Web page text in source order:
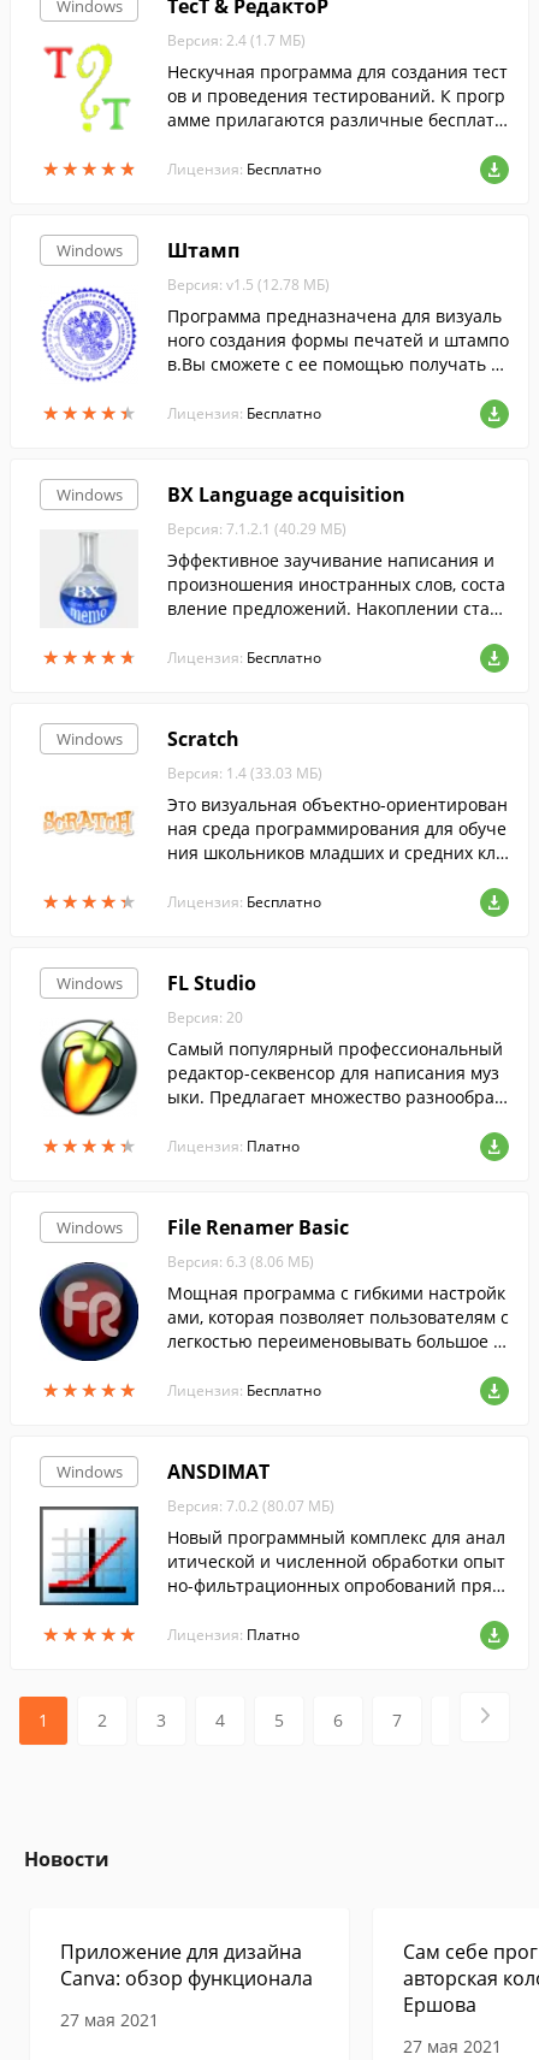
распространенными программами общ
его назначения.
Windows
★★★★★
★★★★★
ТесТ & РедактоР
Версия: 2.4 (1.7 МБ)
Нескучная программа для создания тест
ов и проведения тестирований. К прогр
амме прилагаются различные бесплатн
пример, вы сможете создать веб-страни
чку с тестом и несколько примеров тест
Лицензия: Бесплатно
Windows
★★★★★
★★★★★
Штамп
Версия: v1.5 (12.78 МБ)
Программа предназначена для визуаль
ного создания формы печатей и штампо
в.Вы сможете с ее помощью получать м
ю подготовленные для заказа.
Лицензия: Бесплатно
Windows
★★★★★
★★★★★
BX Language acquisition
Версия: 7.1.2.1 (40.29 МБ)
Эффективное заучивание написания и
произношения иностранных слов, соста
вление предложений. Накоплении стати
ммы. Повторение по методике Эббингау
Лицензия: Бесплатно
Windows
★★★★★
★★★★★
Scratch
Версия: 1.4 (33.03 МБ)
Это визуальная объектно-ориентирован
ная среда программирования для обуче
ния школьников младших и средних кла
Лицензия: Бесплатно
Windows
★★★★★
★★★★★
FL Studio
Версия: 20
Самый популярный профессиональный
редактор-секвенсор для написания муз
ыки. Предлагает множество разнообраз
ет выполнять широкий спектр задач....
Лицензия: Платно
Windows
★★★★★
★★★★★
File Renamer Basic
Версия: 6.3 (8.06 МБ)
Мощная программа с гибкими настройк
ами, которая позволяет пользователям с
легкостью переименовывать большое к
Лицензия: Бесплатно
Windows
★★★★★
★★★★★
ANSDIMAT
Версия: 7.0.2 (80.07 МБ)
Новый программный комплекс для анал
итической и численной обработки опыт
но-фильтрационных опробований прям
аливы, экспресс опробования).
Лицензия: Платно
1 2 3 4 5 6 7
Новости
Приложение для дизайна
Canva: обзор функционала
27 мая 2021
Сам себе
авторская
Ершова
27 мая 2021